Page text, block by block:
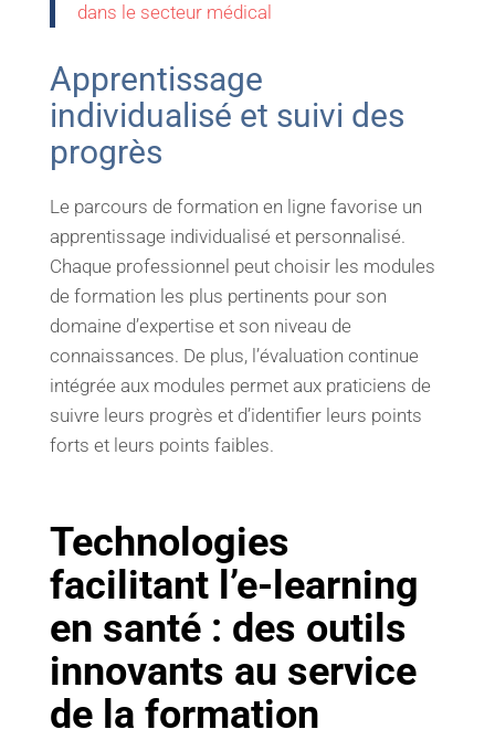
dans le secteur médical
Apprentissage
individualisé et suivi des
progrès
Le parcours de formation en ligne favorise un
apprentissage individualisé et personnalisé.
Chaque professionnel peut choisir les modules
de formation les plus pertinents pour son
domaine d’expertise et son niveau de
connaissances. De plus, l’évaluation continue
intégrée aux modules permet aux praticiens de
suivre leurs progrès et d’identifier leurs points
forts et leurs points faibles.
Technologies
facilitant l’e-learning
en santé : des outils
innovants au service
de la formation